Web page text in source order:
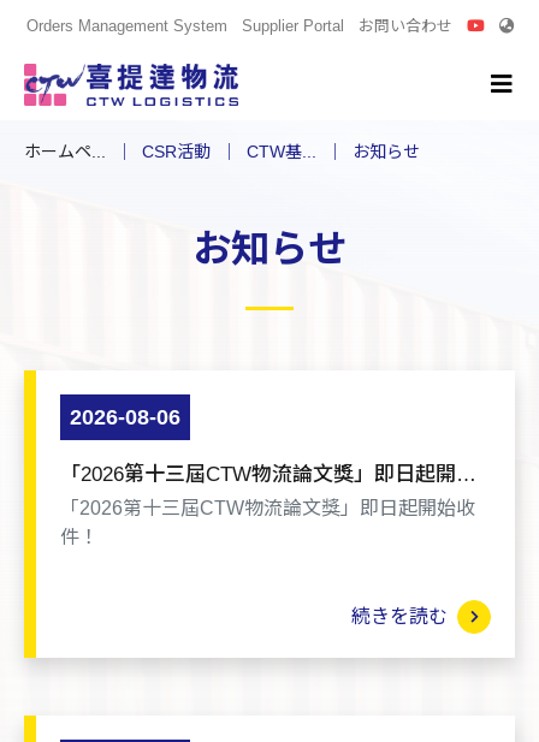
Orders Management System Supplier Portal お問い合わせ
ホームペ... CSR活動 CTW基... お知らせ
お知らせ
2026-08-06
「2026第十三屆CTW物流論文獎」即日起開始
收件！
「2026第十三屆CTW物流論文獎」即日起開始收
件！
続きを読む